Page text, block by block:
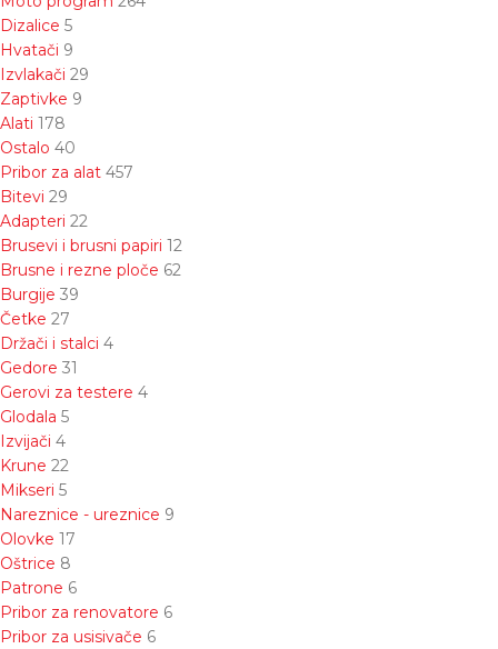
Dizalice 5
Hvatači 9
Izvlakači 29
Zaptivke 9
Alati 178
Ostalo 40
Pribor za alat 457
Bitevi 29
Adapteri 22
Brusevi i brusni papiri 12
Brusne i rezne ploče 62
Burgije 39
Četke 27
Držači i stalci 4
Gedore 31
Gerovi za testere 4
Glodala 5
Izvijači 4
Krune 22
Mikseri 5
Nareznice - ureznice 9
Olovke 17
Oštrice 8
Patrone 6
Pribor za renovatore 6
Pribor za usisivače 6